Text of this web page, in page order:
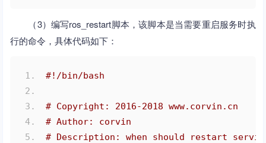
（3）编写ros_restart脚本，该脚本是当需要重启服务时执
行的命令，具体代码如下：
#!/bin/bash
# Copyright: 2016-2018 www.corvin.cn
# Author: corvin
# Description: when should restart